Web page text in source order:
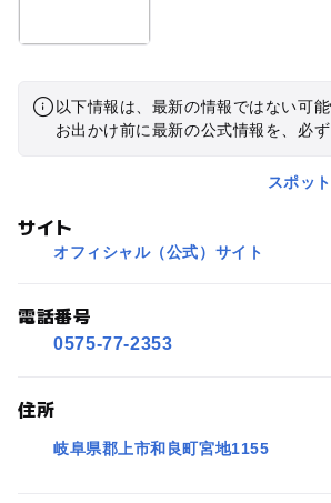
以下情報は、最新の情報ではない可能
お出かけ前に最新の公式情報を、必ず
スポッ
サイト
オフィシャル（公式）サイト
電話番号
0575-77-2353
住所
岐阜県郡上市和良町宮地1155